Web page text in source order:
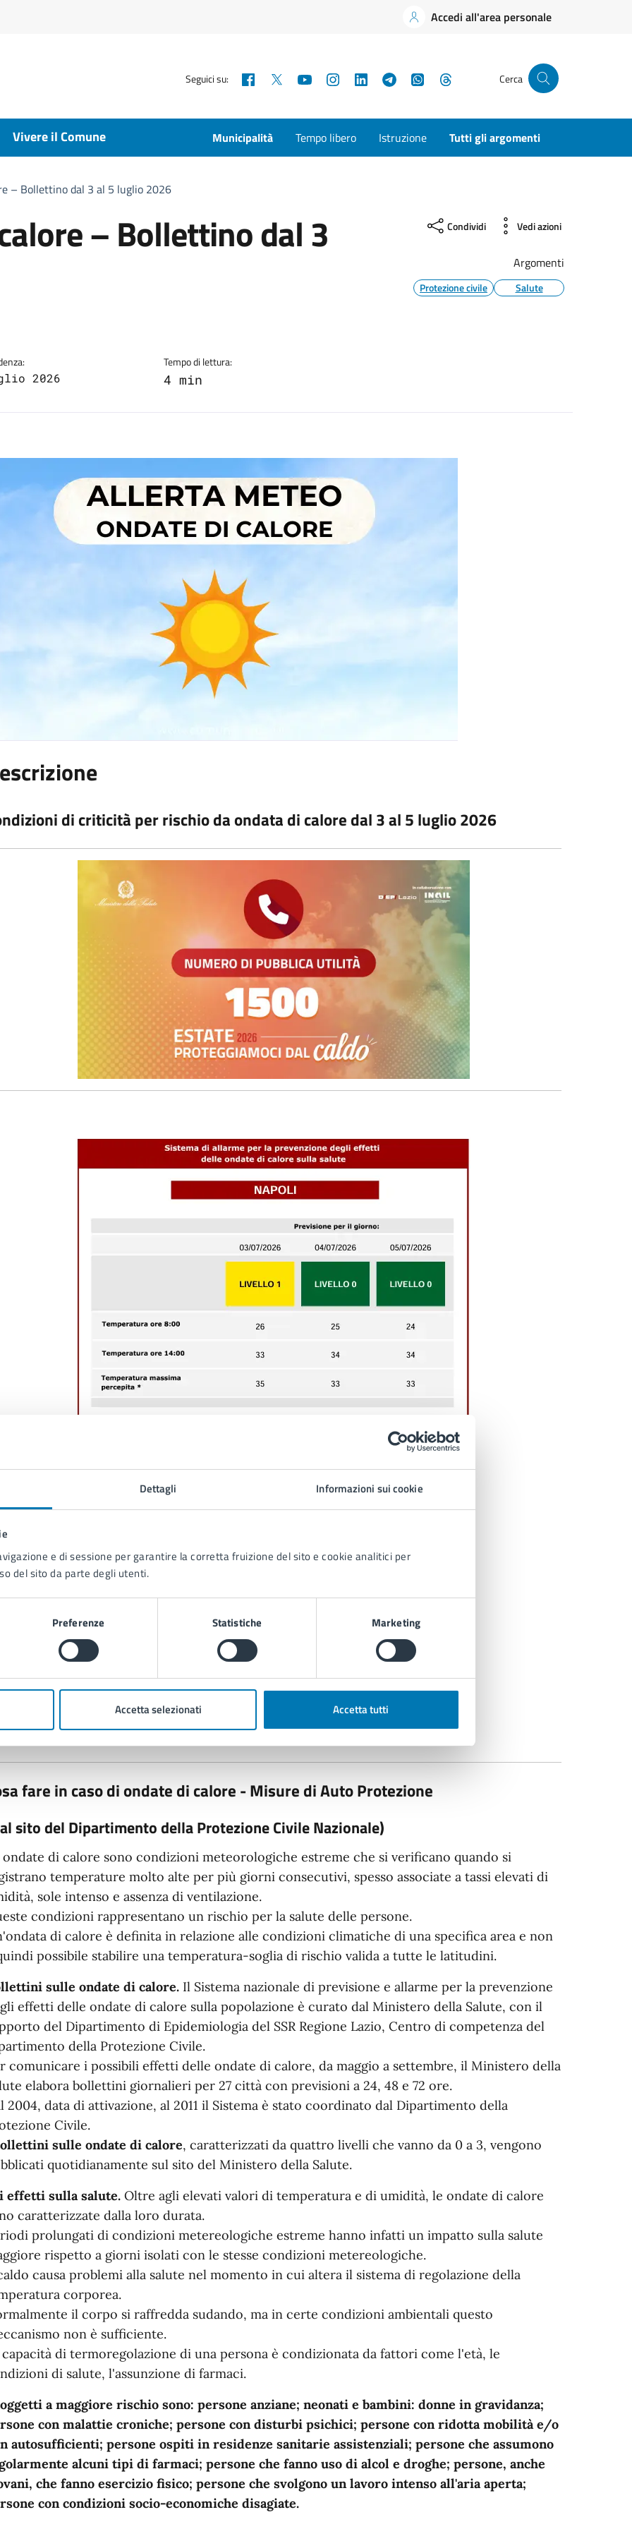
Dettagli Informazioni sui cookie
e di sessione per garantire la corretta fruizione del sito e cookie analitici per
del sito da parte degli utenti.
Preferenze Statistiche Marketing
Accetta selezionati Accetta tutti
Accedi all'area personale
Seguici su: Facebook YouTubeInstagramLinkedInTelegramWhatsApp Cerca
Vivere il Comune Municipalità Tempo libero Istruzione Tutti gli argomenti
– Bollettino dal 3 al 5 luglio 2026
– Bollettino dal 3
2026
Tempo di lettura:
4 min
Condividi Vedi azioni
Argomenti
Protezione civile Salute
di criticità per rischio da ondata di calore dal 3 al 5 luglio 2026
fare in caso di ondate di calore - Misure di Auto Protezione
sito del Dipartimento della Protezione Civile Nazionale)
ondate di calore sono condizioni meteorologiche estreme che si verificano quando si
temperature molto alte per più giorni consecutivi, spesso associate a tassi elevati di
sole intenso e assenza di ventilazione.
condizioni rappresentano un rischio per la salute delle persone.
di calore è definita in relazione alle condizioni climatiche di una specifica area e non
possibile stabilire una temperatura-soglia di rischio valida a tutte le latitudini.
sulle ondate di calore. Il Sistema nazionale di previsione e allarme per la prevenzione
effetti delle ondate di calore sulla popolazione è curato dal Ministero della Salute, con il
del Dipartimento di Epidemiologia del SSR Regione Lazio, Centro di competenza del
della Protezione Civile.
comunicare i possibili effetti delle ondate di calore, da maggio a settembre, il Ministero della
elabora bollettini giornalieri per 27 città con previsioni a 24, 48 e 72 ore.
2004, data di attivazione, al 2011 il Sistema è stato coordinato dal Dipartimento della
Civile.
sulle ondate di calore, caratterizzati da quattro livelli che vanno da 0 a 3, vengono
quotidianamente sul sito del Ministero della Salute.
effetti sulla salute. Oltre agli elevati valori di temperatura e di umidità, le ondate di calore
caratterizzate dalla loro durata.
prolungati di condizioni metereologiche estreme hanno infatti un impatto sulla salute
rispetto a giorni isolati con le stesse condizioni metereologiche.
causa problemi alla salute nel momento in cui altera il sistema di regolazione della
corporea.
il corpo si raffredda sudando, ma in certe condizioni ambientali questo
non è sufficiente.
capacità di termoregolazione di una persona è condizionata da fattori come l'età, le
di salute, l'assunzione di farmaci.
a maggiore rischio sono: persone anziane; neonati e bambini: donne in gravidanza;
con malattie croniche; persone con disturbi psichici; persone con ridotta mobilità e/o
autosufficienti; persone ospiti in residenze sanitarie assistenziali; persone che assumono
alcuni tipi di farmaci; persone che fanno uso di alcol e droghe; persone, anche
che fanno esercizio fisico; persone che svolgono un lavoro intenso all'aria aperta;
con condizioni socio-economiche disagiate.